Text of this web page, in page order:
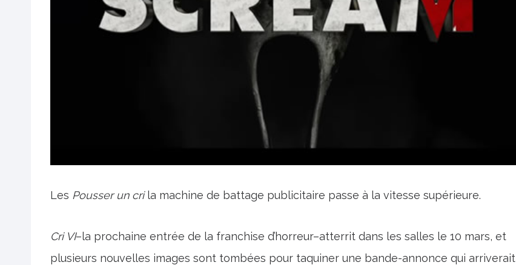
Les Pousser un crila machine de battage publicitaire passe à la vitesse supérieure.
Cri VI–la prochaine entrée de la franchise d’horreur–atterrit dans les salles le 10 mars, et
plusieurs nouvelles images sont tombées pour taquiner une bande-annonce qui arriverait